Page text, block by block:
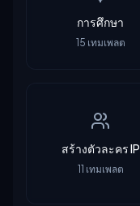
การศึกษา
15 เทมเพลต
สร้างตัวละคร IP
11 เทมเพลต